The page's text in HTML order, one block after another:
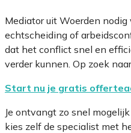
Mediator uit Woerden
echtscheiding of
dat het conflict snel en
verder kunnen. Op zoek
Start nu je gratis
Je ontvangt zo snel
kies zelf de specialist met